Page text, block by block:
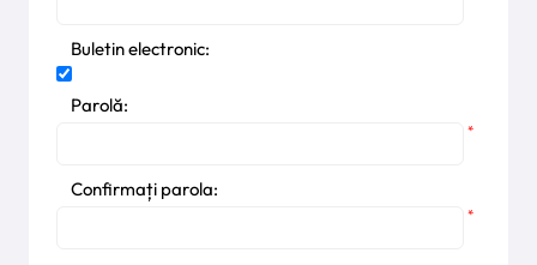
Buletin electronic:
Parolă:
*
Confirmați parola:
*